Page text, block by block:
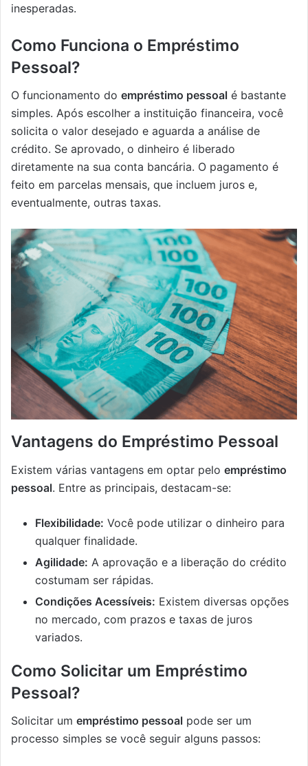
inesperadas.
Como Funciona o Empréstimo
Pessoal?
O funcionamento do empréstimo pessoal é bastante
simples. Após escolher a instituição financeira, você
solicita o valor desejado e aguarda a análise de
crédito. Se aprovado, o dinheiro é liberado
diretamente na sua conta bancária. O pagamento é
feito em parcelas mensais, que incluem juros e,
eventualmente, outras taxas.
Vantagens do Empréstimo Pessoal
Existem várias vantagens em optar pelo empréstimo
pessoal. Entre as principais, destacam-se:
Flexibilidade: Você pode utilizar o dinheiro para
qualquer finalidade.
Agilidade: A aprovação e a liberação do crédito
costumam ser rápidas.
Condições Acessíveis: Existem diversas opções
no mercado, com prazos e taxas de juros
variados.
Como Solicitar um Empréstimo
Pessoal?
Solicitar um empréstimo pessoal pode ser um
processo simples se você seguir alguns passos: